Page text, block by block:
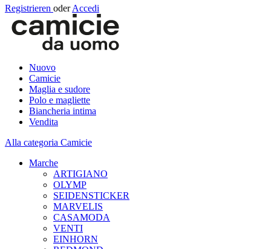
Registrieren oder Accedi
Nuovo
Camicie
Maglia e sudore
Polo e magliette
Biancheria intima
Vendita
Alla categoria Camicie
Marche
ARTIGIANO
OLYMP
SEIDENSTICKER
MARVELIS
CASAMODA
VENTI
EINHORN